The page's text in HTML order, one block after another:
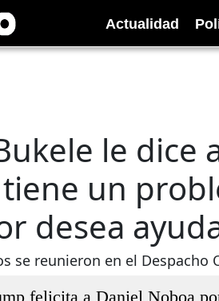
Actualidad
le dice
tiene un
desea
se reunieron en el Despacho
felicita a Daniel Noboa